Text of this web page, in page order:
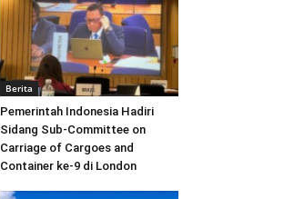
Berita
Pemerintah Indonesia Hadiri
Sidang Sub-Committee on
Carriage of Cargoes and
Container ke-9 di London